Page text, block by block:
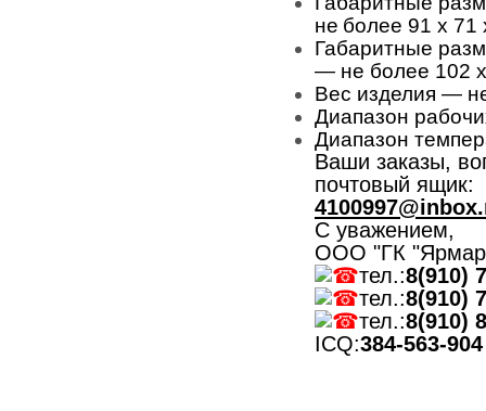
не более 91 x
Габаритные
— не более 102
Вес изделия —
Диапазон
Диапазон
Ваши заказы,
почтовый ящик:
С уважением,
ООО "ГК
тел.:8(910)
тел.:8(910)
тел.:8(910)
ICQ:384-563-904